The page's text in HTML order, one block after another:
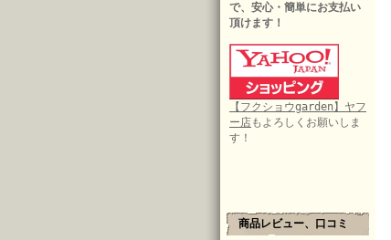
で、安心・簡単にお支払い
頂けます！
【フクショウgarden】ヤフ
ー店もよろしくお願いしま
す！
商品レビュー、口コミ